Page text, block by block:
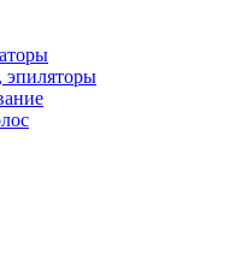
эпиляторы